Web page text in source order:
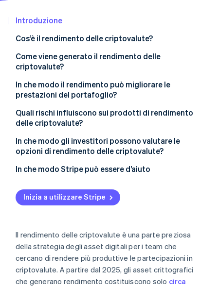
Radar
Costituzione di start-up
Climate
Identity
Verifica online dell'identità
Scopri come Stripe sta costruendo l'infrastruttura
Guarda ora
Partner
Stripe App Marketplace
Introduzione
Cos’è il rendimento delle criptovalute?
Come viene generato il rendimento delle
criptovalute?
Prestiti
Staking
Fornitura di liquidità
In che modo il rendimento può migliorare le
prestazioni del portafoglio?
Quali rischi influiscono sui prodotti di rendimento
delle criptovalute?
Volatilità del mercato e oscillazioni dei prezzi degli
asset
Rischio di controparte su piattaforme centralizzate
Rischio degli smart contract
Vincoli di liquidità e di blocco
Incertezza delle normative
In che modo gli investitori possono valutare le
opzioni di rendimento delle criptovalute?
In che modo Stripe può essere d’aiuto
Inizia a utilizzare Stripe
Il rendimento delle criptovalute è una parte preziosa
della strategia degli asset digitali per i team che
cercano di rendere più produttive le partecipazioni in
criptovalute. A partire dal 2025, gli asset crittografici
che generano rendimento costituiscono solo circa